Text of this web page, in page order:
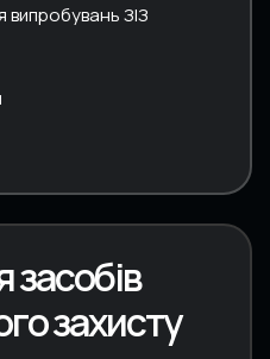
випробувань ЗІЗ
захисту